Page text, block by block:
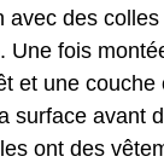
avec des
Une fois
et une couche
surface avant
ont des